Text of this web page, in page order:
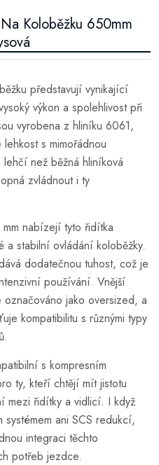
Koloběžku 650mm
představují vynikající
výkon a spolehlivost při
vyrobena z hliníku 6061,
s mimořádnou
než běžná hliníková
zvládnout i ty
nabízejí tyto řidítka
a stabilní ovládání koloběžky.
dodatečnou tuhost, což je
používání. Vnější
jako oversized, a
kompatibilitu s různými typy
s kompresním
ty, kteří chtějí mít jistotu
mezi řidítky a vidlicí. I když
ani SCS redukcí,
integraci těchto
potřeb jezdce.